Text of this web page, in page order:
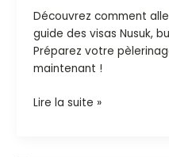
Découvrez comment
guide des visas Nusuk,
Préparez votre
maintenant !
:
visa,
budget
Lire la suite »